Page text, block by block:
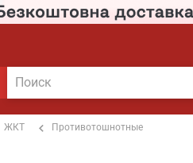
ЖКТ Противотошнотные